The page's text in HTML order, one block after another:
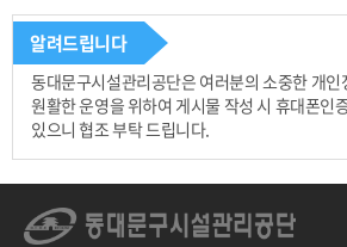
알려드립니다
동대문구시설관리공단은 여러분의 소중한 개인
원활한 운영을 위하여 게시물 작성 시 휴대폰인
있으니 협조 부탁 드립니다.